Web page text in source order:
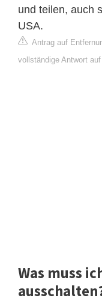
und teilen, auch
USA.
Antrag auf
vollständige Antwort
Was muss